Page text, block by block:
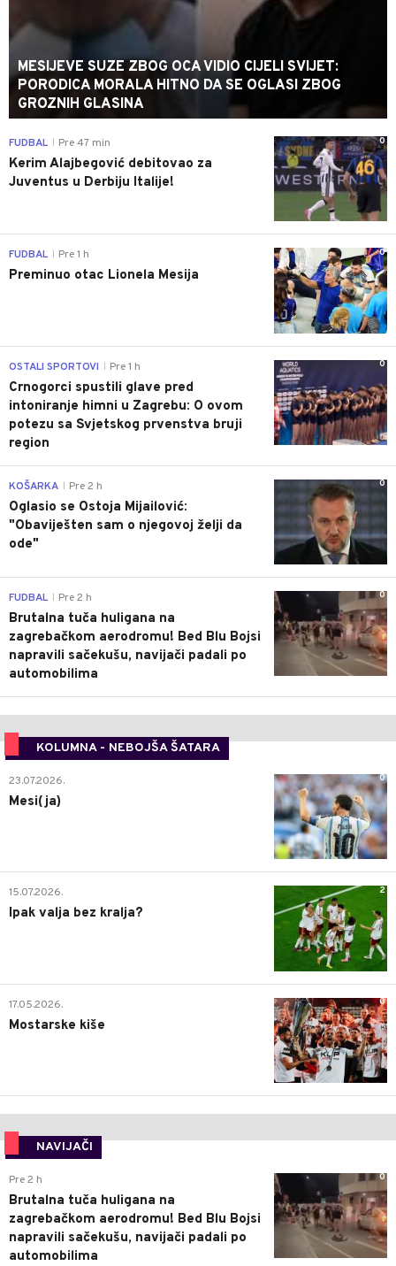
MESIJEVE SUZE ZBOG OCA VIDIO CIJELI SVIJET:
PORODICA MORALA HITNO DA SE OGLASI ZBOG
GROZNIH GLASINA
0
FUDBAL Pre 47 min
Kerim Alajbegović debitovao za
Juventus u Derbiju Italije!
0
FUDBAL Pre 1 h
Preminuo otac Lionela Mesija
0
OSTALI SPORTOVI Pre 1 h
Crnogorci spustili glave pred
intoniranje himni u Zagrebu: O ovom
potezu sa Svjetskog prvenstva bruji
region
0
KOŠARKA Pre 2 h
Oglasio se Ostoja Mijailović:
"Obaviješten sam o njegovoj želji da
ode"
0
FUDBAL Pre 2 h
Brutalna tuča huligana na
zagrebačkom aerodromu! Bed Blu Bojsi
napravili sačekušu, navijači padali po
automobilima
KOLUMNA - NEBOJŠA ŠATARA
0
23.07.2026.
Mesi(ja)
2
15.07.2026.
Ipak valja bez kralja?
0
17.05.2026.
Mostarske kiše
NAVIJAČI
0
Pre 2 h
Brutalna tuča huligana na
zagrebačkom aerodromu! Bed Blu Bojsi
napravili sačekušu, navijači padali po
automobilima